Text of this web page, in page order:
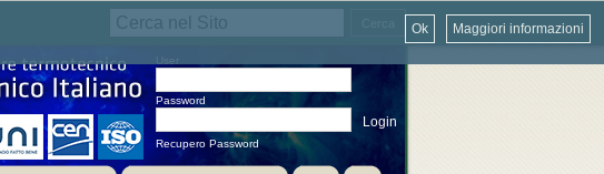
Password
Recupero Password
Maggiori informazioni
Ok